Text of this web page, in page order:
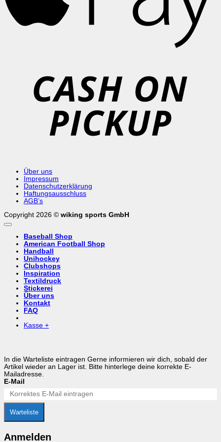
Über uns
Impressum
Datenschutzerklärung
Haftungsausschluss
AGB’s
Copyright 2026 © wiking sports GmbH
Baseball Shop
American Football Shop
Handball
Unihockey
Clubshops
Inspiration
Textildruck
Stickerei
Über uns
Kontakt
FAQ
Kasse +
In die Warteliste eintragen Gerne informieren wir dich, sobald der
Artikel wieder an Lager ist. Bitte hinterlege deine korrekte E-
Mailadresse.
E-Mail
Warteliste
Anmelden